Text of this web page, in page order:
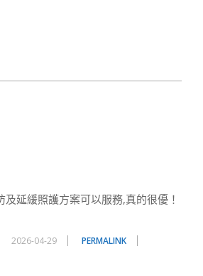
及延緩照護方案可以服務,真的很優！
2026-04-29 PERMALINK